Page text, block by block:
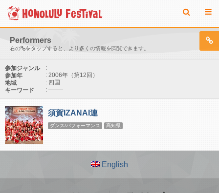
Performers
右の をタップすると、より多くの情報を閲覧できます。
参加ジャンル
:
参加年
: 2006年（第12回）
地域
: 四国
キーワード
:
須賀IZANAI連
ダンス/パフォーマンス 高知県
English